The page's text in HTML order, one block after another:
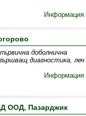
Информация
доболнична
диагностика, леч
Информация
ООД, Пазарджик